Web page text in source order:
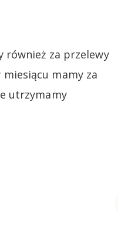
również za przelewy
mamy za
utrzymamy